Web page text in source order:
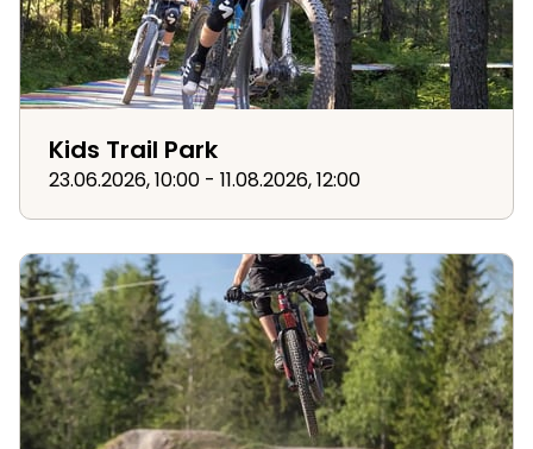
Kids Trail Park
23.06.2026, 10:00 - 11.08.2026, 12:00
Jump Session